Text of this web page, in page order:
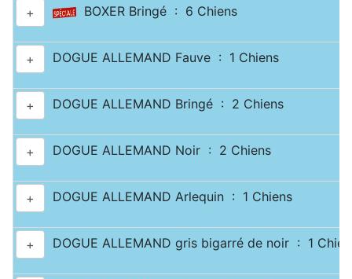
+ BOXER Bringé : 6 Chiens
+ DOGUE ALLEMAND Fauve : 1 Chiens
+ DOGUE ALLEMAND Bringé : 2 Chiens
+ DOGUE ALLEMAND Noir : 2 Chiens
+ DOGUE ALLEMAND Arlequin : 1 Chiens
+ DOGUE ALLEMAND gris bigarré de noir : 1